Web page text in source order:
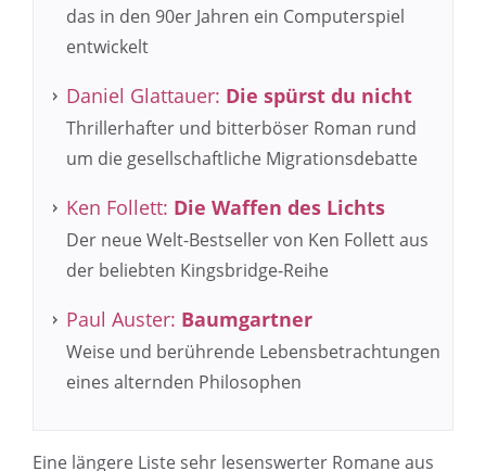
das in den 90er Jahren ein Computerspiel
entwickelt
Daniel Glattauer: Die spürst du nicht
Thrillerhafter und bitterböser Roman rund
um die gesellschaftliche Migrationsdebatte
Ken Follett: Die Waffen des Lichts
Der neue Welt-Bestseller von Ken Follett aus
der beliebten Kingsbridge-Reihe
Paul Auster: Baumgartner
Weise und berührende Lebensbetrachtungen
eines alternden Philosophen
Eine längere Liste sehr lesenswerter Romane aus